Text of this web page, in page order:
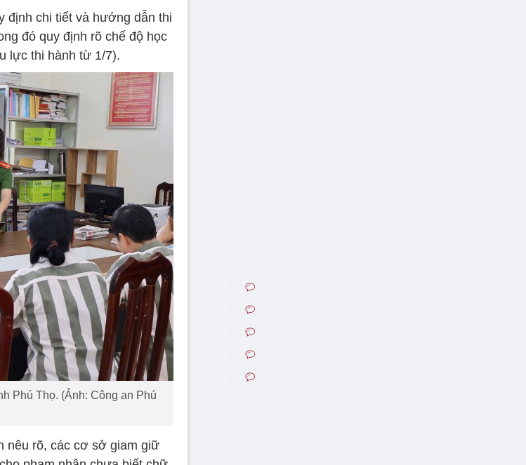
định chi tiết và hướng dẫn thi
đó quy định rõ chế độ học
lực thi hành từ 1/7).
Phú Thọ. (Ảnh: Công an Phú
nêu rõ, các cơ sở giam giữ